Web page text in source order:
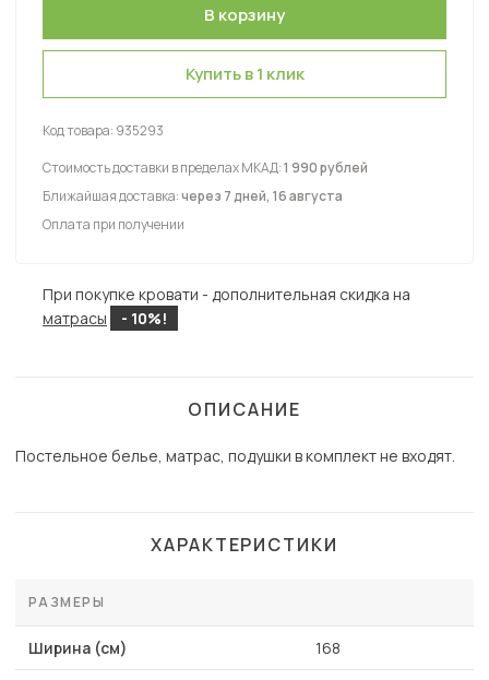
Купить в 1 клик
Код товара: 935293
Стоимость доставки в пределах МКАД:1 990 рублей
Ближайшая доставка:через 7 дней, 16 августа
Оплата при получении
При покупке кровати - дополнительная скидка на
матрасы
- 10%!
ОПИСАНИЕ
Постельное белье, матрас, подушки в комплект не входят.
ХАРАКТЕРИСТИКИ
РАЗМЕРЫ
Ширина (см) 168